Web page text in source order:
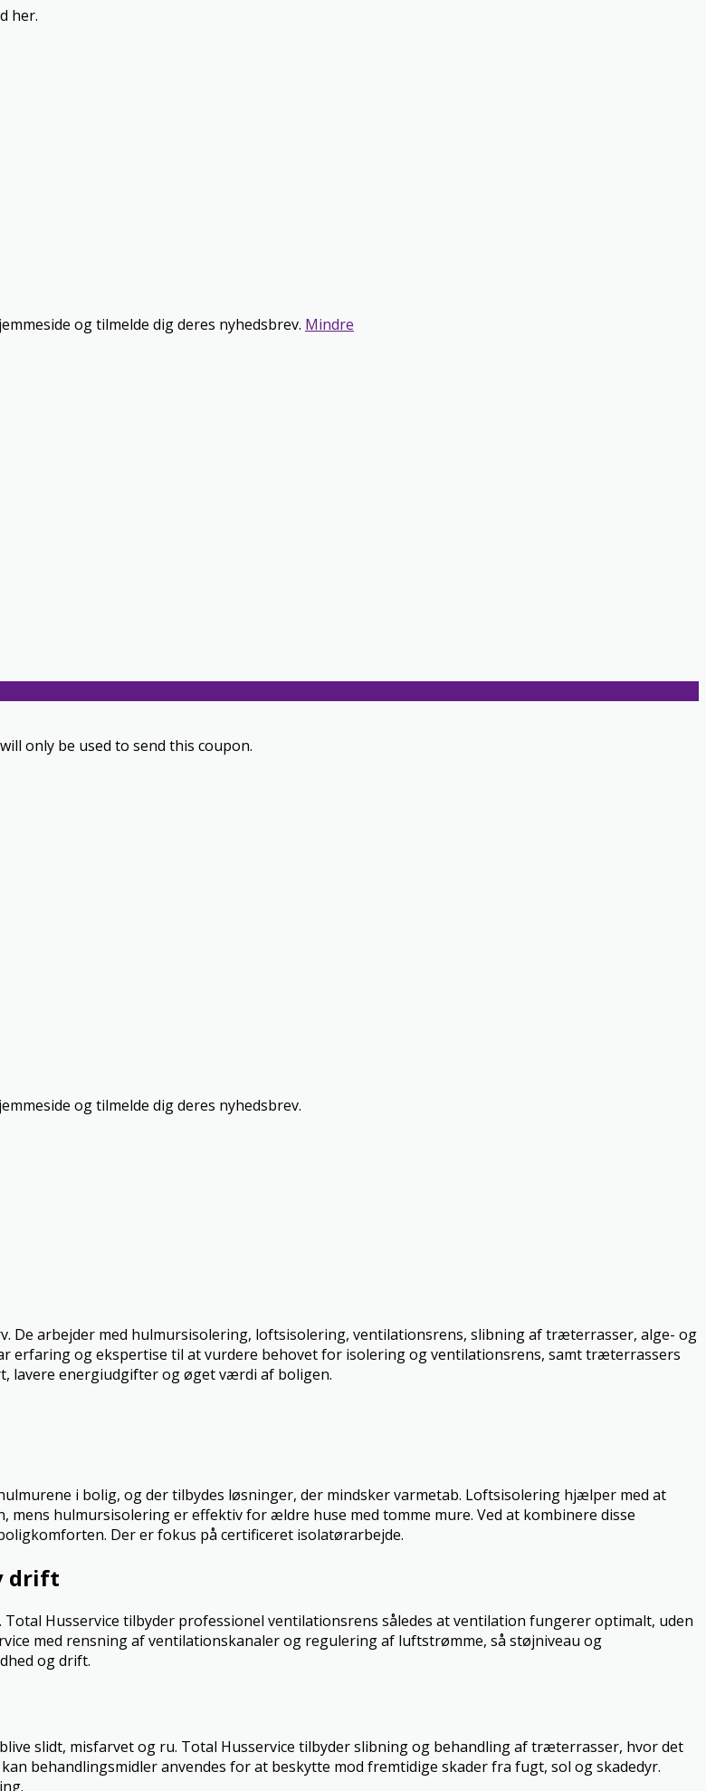
her.
og tilmelde dig deres nyhedsbrev. Mindre
only be used to send this coupon.
og tilmelde dig deres nyhedsbrev.
De arbejder med hulmursisolering, loftsisolering, ventilationsrens, slibning af træterrasser, alge- og
erfaring og ekspertise til at vurdere behovet for isolering og ventilationsrens, samt træterrassers
lavere energiudgifter og øget værdi af boligen.
i bolig, og der tilbydes løsninger, der mindsker varmetab. Loftsisolering hjælper med at
hulmursisolering er effektiv for ældre huse med tomme mure. Ved at kombinere disse
Der er fokus på certificeret isolatørarbejde.
drift
Husservice tilbyder professionel ventilationsrens således at ventilation fungerer optimalt, uden
med rensning af ventilationskanaler og regulering af luftstrømme, så støjniveau og
og drift.
slidt, misfarvet og ru. Total Husservice tilbyder slibning og behandling af træterrasser, hvor det
behandlingsmidler anvendes for at beskytte mod fremtidige skader fra fugt, sol og skadedyr.